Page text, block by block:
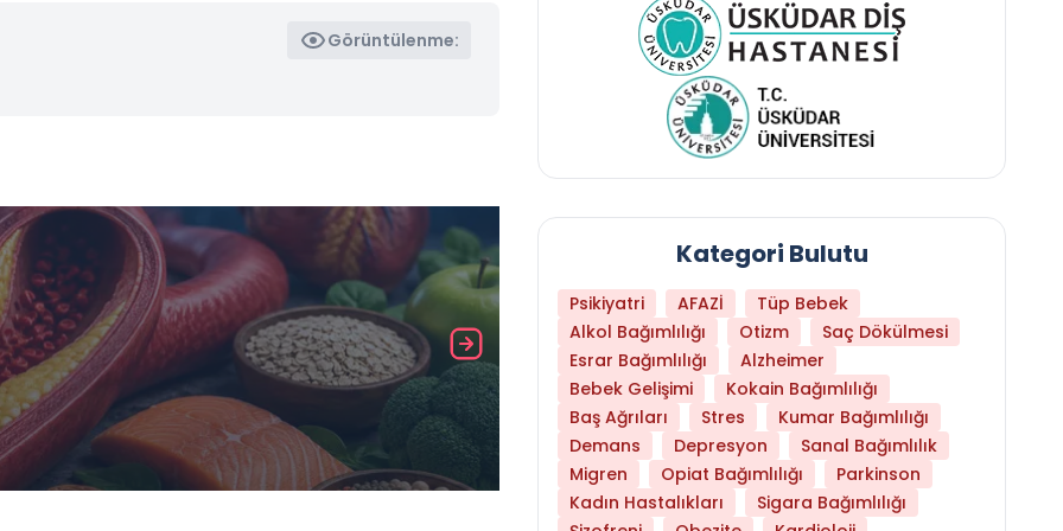
Görüntülenme:
Daha Az Protein Tüketmek Yaşlanmayı
Kategori Bulutu
Psikiyatri AFAZİ
Tüp Bebek
Alkol Bağımlılığı
Otizm
Saç Dökülmesi
Esrar Bağımlılığı
Alzheimer
Bebek Gelişimi
Kokain Bağımlılığı
Baş Ağrıları
Stres
Kumar Bağımlılığı
Demans
Depresyon
Sanal Bağımlılık
Migren
Opiat Bağımlılığı
Parkinson
Kadın Hastalıkları
Sigara Bağımlılığı